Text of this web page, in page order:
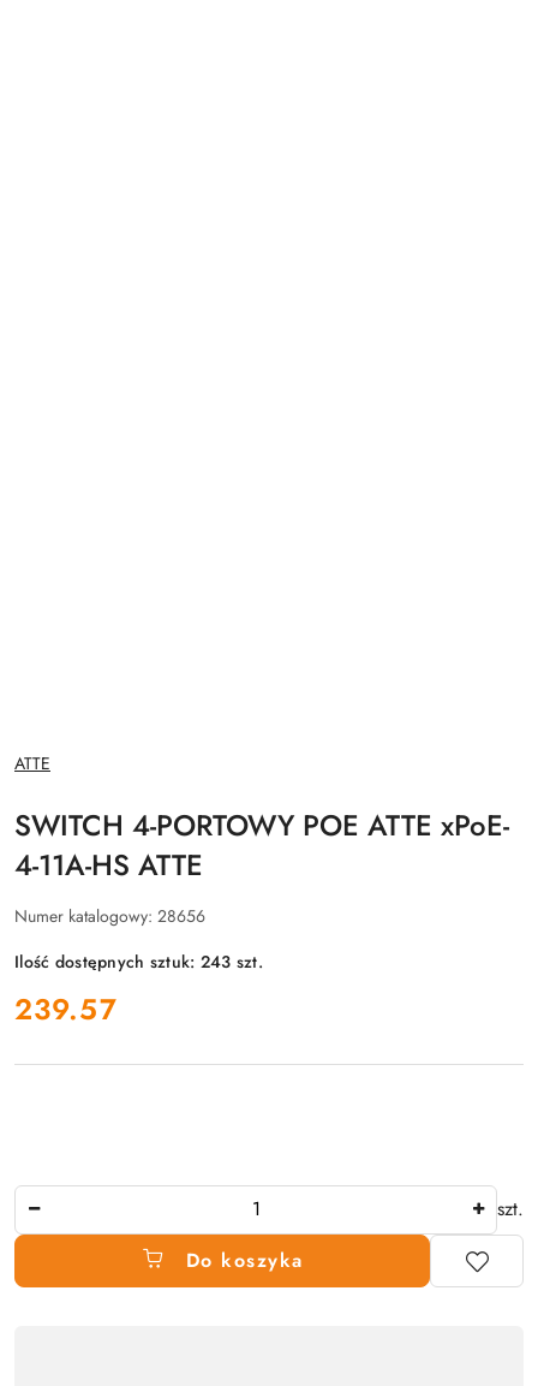
NAZWA
PRODUCENTA:
ATTE
SWITCH 4-PORTOWY POE ATTE xPoE-
4-11A-HS ATTE
Numer katalogowy: 28656
Ilość dostępnych sztuk: 243 szt.
cena:
239.57
szt.
Do koszyka